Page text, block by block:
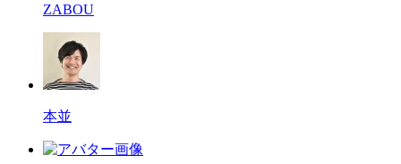
ZABOU
本並